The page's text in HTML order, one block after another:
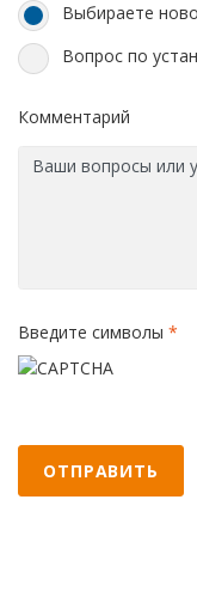
Выбираете
Вопрос по
Комментарий
Введите символы *